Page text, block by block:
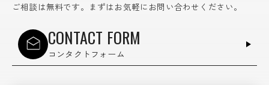
ご相談は無料です。まずはお気軽にお問い合わせください。
CONTACT FORM
コンタクトフォーム